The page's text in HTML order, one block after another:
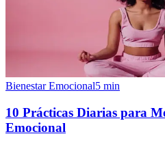
Bienestar Emocional5 min
10 Prácticas Diarias para
Emocional